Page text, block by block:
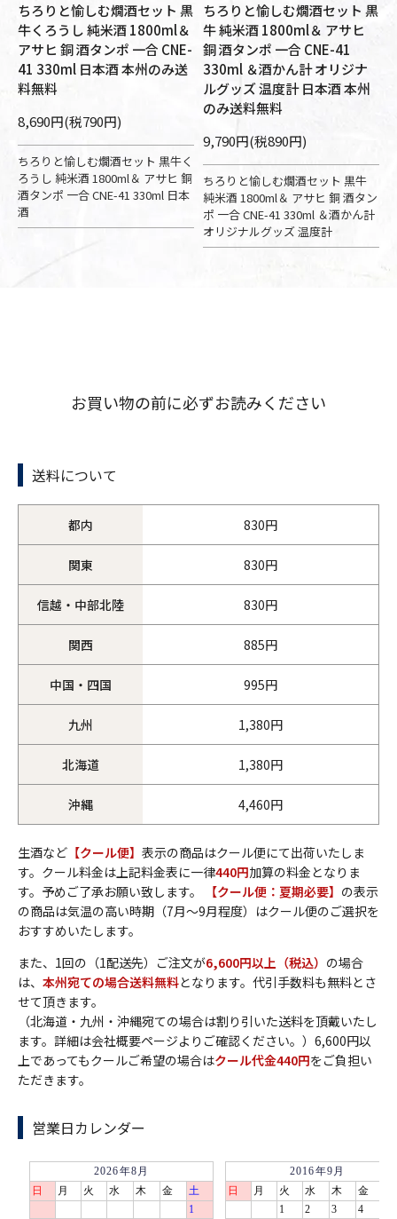
ちろりと愉しむ燗酒セット 黒
牛くろうし 純米酒 1800ml＆
アサヒ 銅 酒タンポ 一合 CNE-
41 330ml 日本酒 本州のみ送
料無料
8,690円(税790円)
ちろりと愉しむ燗酒セット 黒牛く
ろうし 純米酒 1800ml＆ アサヒ 銅
酒タンポ 一合 CNE-41 330ml 日本
酒
ちろりと愉しむ燗酒セット 黒
牛 純米酒 1800ml＆ アサヒ
銅 酒タンポ 一合 CNE-41
330ml ＆酒かん計 オリジナ
ルグッズ 温度計 日本酒 本州
のみ送料無料
9,790円(税890円)
ちろりと愉しむ燗酒セット 黒牛
純米酒 1800ml＆ アサヒ 銅 酒タン
ポ 一合 CNE-41 330ml ＆酒かん計
オリジナルグッズ 温度計
お買い物の前に必ずお読みください
送料について
都内 830円
関東 830円
信越・中部北陸 830円
関西 885円
中国・四国 995円
九州 1,380円
北海道 1,380円
沖縄 4,460円
生酒など 【クール便】 表示の商品はクール便にて出荷いたしま
す。クール料金は上記料金表に一律440円加算の料金となりま
す。予めご了承お願い致します。
【クール便：夏期必要】 の表示
の商品は気温の高い時期（7月～9月程度）はクール便のご選択を
おすすめいたします。
また、1回の（1配送先）ご注文が6,600円以上（税込） の場合
は、 本州宛ての場合送料無料となります。代引手数料も無料とさ
せて頂きます。
（北海道・九州・沖縄宛ての場合は割り引いた送料を頂戴いたし
ます。詳細は会社概要ページよりご確認ください。）6,600円以
上であってもクールご希望の場合はクール代金440円をご負担い
ただきます。
営業日カレンダー